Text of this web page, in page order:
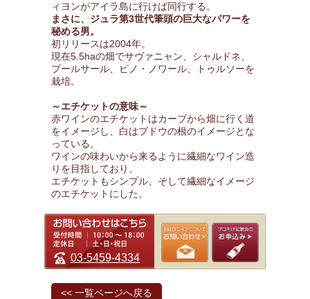
ィヨンがアイラ島に行けば同行する。
まさに、ジュラ第3世代筆頭の巨大なパワーを
秘める男。
初リリースは2004年。
現在5.5haの畑でサヴァニャン、シャルドネ、
プールサール、ピノ・ノワール、トゥルソーを
栽培。
～エチケットの意味～
赤ワインのエチケットはカーブから畑に行く道
をイメージし、白はブドウの根のイメージとな
っている。
ワインの味わいから来るように繊細なワイン造
りを目指しており、
エチケットもシンプル、そして繊細なイメージ
のエチケットにした。
03-5459-4334
<< 一覧ページへ戻る